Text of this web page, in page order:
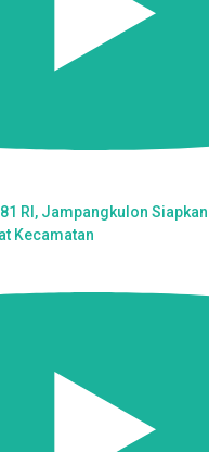
RI, Jampangkulon
Kecamatan